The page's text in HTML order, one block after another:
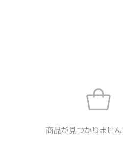
商品が見つかりません